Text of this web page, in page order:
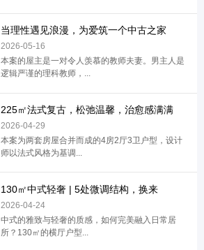
当理性遇见浪漫，为爱筑一个中古之家
2026-05-16
本案的屋主是一对令人羡慕的教师夫妻。男主人是
逻辑严谨的理科教师，...
225㎡法式复古，松弛温馨，治愈感满满
2026-04-29
本案为两套房屋合并而成的4房2厅3卫户型，设计
师以法式风格为基调...
130㎡中式轻奢 | 5处微调结构，换来
2026-04-24
中式的雅致与轻奢的质感，如何完美融入日常居
所？130㎡的横厅户型...